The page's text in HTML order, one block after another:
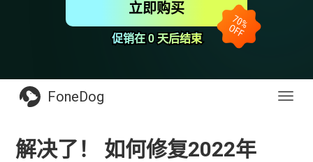
促销在 0 天后结束
促销在 0 天后结束
立即购买
FoneDog
解决了！ 如何修复2022年